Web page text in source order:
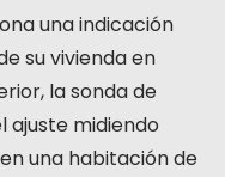
una indicación
su vivienda en
la sonda de
ajuste midiendo
una habitación de